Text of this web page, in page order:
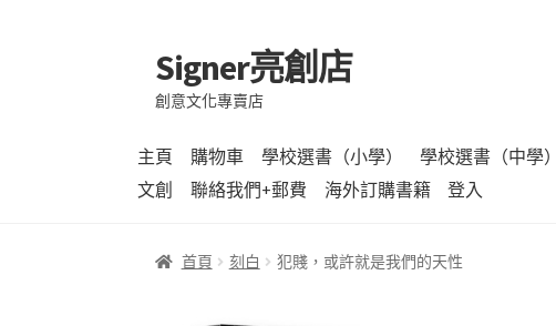
跳
至
導
列
跳
至
主
內
容
Signer亮創店
創意文化專賣店
主頁 購物車 學校選書（小學） 學校選書（中學）
文創
聯絡我們+郵費 海外訂購書籍 登入
首頁 刻白 犯賤，或許就是我們的天性